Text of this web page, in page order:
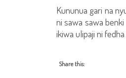
Kununua gari na
ni sawa sawa
ikiwa ulipaji ni
Share this: